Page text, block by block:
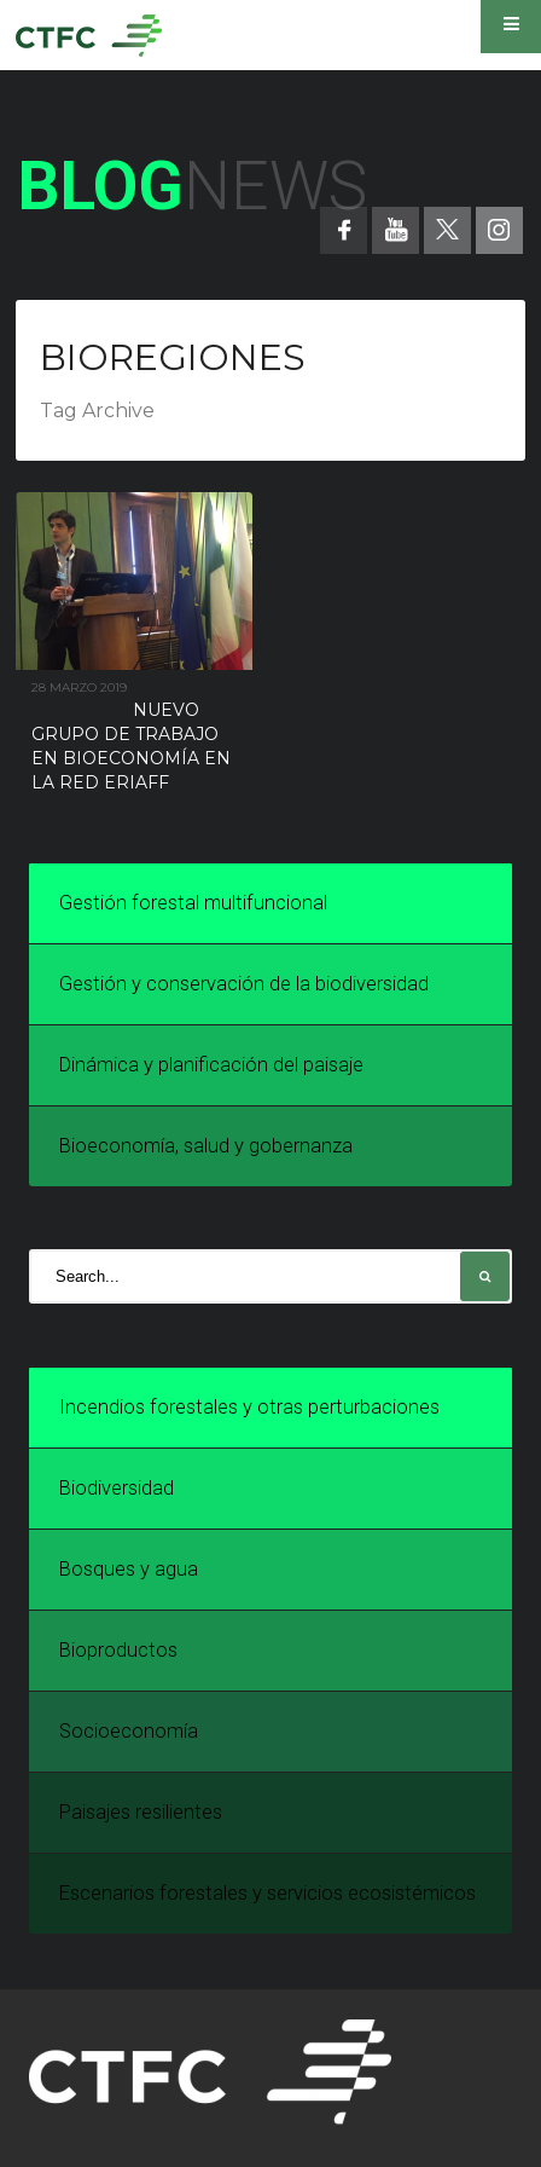
BLOGNEWS
BIOREGIONES
Tag Archive
28 MARZO 2019
NUEVO
GRUPO DE TRABAJO
EN BIOECONOMÍA EN
LA RED ERIAFF
Gestión forestal multifuncional
Gestión y conservación de la biodiversidad
Dinámica y planificación del paisaje
Bioeconomía, salud y gobernanza
Incendios forestales y otras perturbaciones
Biodiversidad
Bosques y agua
Bioproductos
Socioeconomía
Paisajes resilientes
Escenarios forestales y servicios ecosistémicos